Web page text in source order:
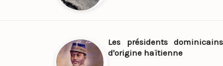
Les présidents dominicains
d'origine haïtienne